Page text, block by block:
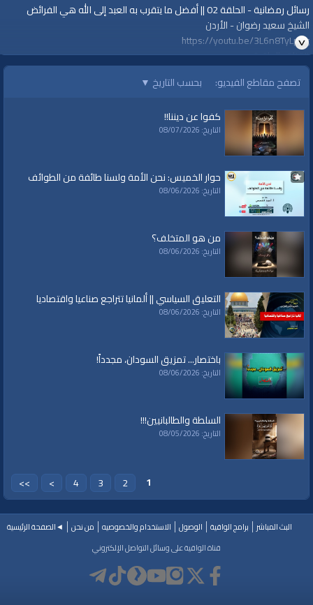
رسائل رمضانية - الحلقة 02 || أفضل ما يتقرب به العبد إلى الله هي الفرائض
الشيخ سعيد رضوان - الأردن
https://youtu.be/3L6n8TyLpCg
#قناة_الواقية
www.alwaqiyah.tv
لمتابعة المزيد من إنتاجات قناة الواقية
اشترك في القناة الرسمية على تليجرام:
https://t.me/AlWaqiyahTV
الصفحة الرسمية لقناة الواقية علي الفيسبوك
الصفحة الرسمية علي تويتر
https://twitter.com/AlwaqiyahTV
قناة الواقية: انحياز إلى مبدأ الأمة
الفئات:
شهر رمضان
شهر رمضان»رسائل رمضانية
قنوات:
برامج الواقية
العلامات:قناة|الواقية،
المقدس،|حزب|التحرير،|الخلافة|الراشدة|
al waqiah
|
al waqiaa
سياسة|حكم|إسلام أناشيد |دروس|خطب قوية
تلاوة|التغيير|النهضة
politics
|
islam
تصفح مقاطع الفيديو: بحسب التاريخ ▼
كفوا عن ديننا!!
التاريخ: 08/07/2026
حوار الخميس: نحن الأمة ولسنا طائفة من الطوائف
التاريخ: 08/06/2026
من هو المتخلف؟
التاريخ: 08/06/2026
التعليق السياسي || ألمانيا تتراجع صناعيا واقتصاديا
التاريخ: 08/06/2026
باختصار... تمزيق السودان، مجدداً!
التاريخ: 08/06/2026
السلطة والطالبانيين!!!
التاريخ: 08/05/2026
1
2
3
4
>
>>
البث المباشر برامج الواقية الوصول الاستخدام والخصوصيه من نحن
◄الصفحة الرئيسية
قناة الواقية على وسائل التواصل الإلكتروني